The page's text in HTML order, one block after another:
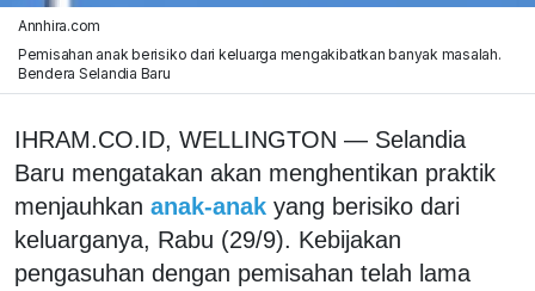
Annhira.com
Pemisahan anak berisiko dari keluarga mengakibatkan banyak masalah.
Bendera Selandia Baru
IHRAM.CO.ID, WELLINGTON — Selandia
Baru mengatakan akan menghentikan praktik
menjauhkan anak-anak yang berisiko dari
keluarganya, Rabu (29/9). Kebijakan
pengasuhan dengan pemisahan telah lama